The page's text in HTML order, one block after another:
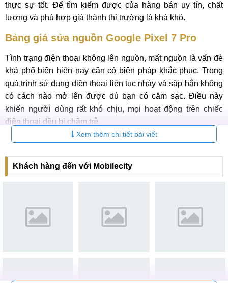
thực sự tốt. Để tìm kiếm được của hàng bán uy tín, chất
lượng và phù hợp giá thành thị trường là khá khó.
Bảng giá sửa nguồn Google Pixel 7 Pro
Tình trạng điện thoại không lên nguồn, mất nguồn là vấn đè
khá phổ biến hiện nay cần có biện pháp khắc phục. Trong
quá trình sử dụng điện thoại liên tục nháy và sập hẳn không
có cách nào mở lên được dù bạn có cắm sạc. Điều này
khiến người dùng rất khó chịu, mọi hoạt động trên chiếc
điện thoại đều bị chậm trễ.
Vậy chi phí sửa nguồn có đắt hay không? Những người sử
dụng điện thoại thông minh, khi gặp tình trạng này đều sẽ có
câu hỏi về giá cả, để cân nhắc nên chọn cửa hàng nào vừa
bạn có thể tham khảo.
Xem thêm chi tiết bài viết
Khách hàng đến với Mobilecity